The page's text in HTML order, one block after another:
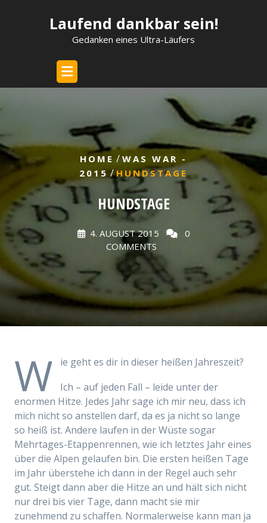
Laufend dankbar sein!
Gedanken eines Ultra-Läufers
HOME / WAS WAR -
2015 /HUNDSTAGE
HUNDSTAGE
4. AUGUST 2015
0
COMMENTS
W
ie geht es dir in dieser heißen Jahreszeit?
Ich – auf jeden Fall – leide unter der
enormen Hitze. Jedes Jahr sage ich mir neu, dass ich
mich nicht so anstellen darf, da es ja nicht so lange
so heiß ist. Andere laufen in der Wüste sogar
Mehrtages-Etappenrennen, wie ich letztes Jahr eines
über die Alpen gelaufen bin. Die ersten heißen Tage
im Jahr überstehe ich dann in der Regel auch sehr
gut. Steigt dann aber die Hitze an und hält sich nicht
nur drei bis vier Tage, dann macht sie mir
zunehmend zu schaffen. Normalerweise kann man ja